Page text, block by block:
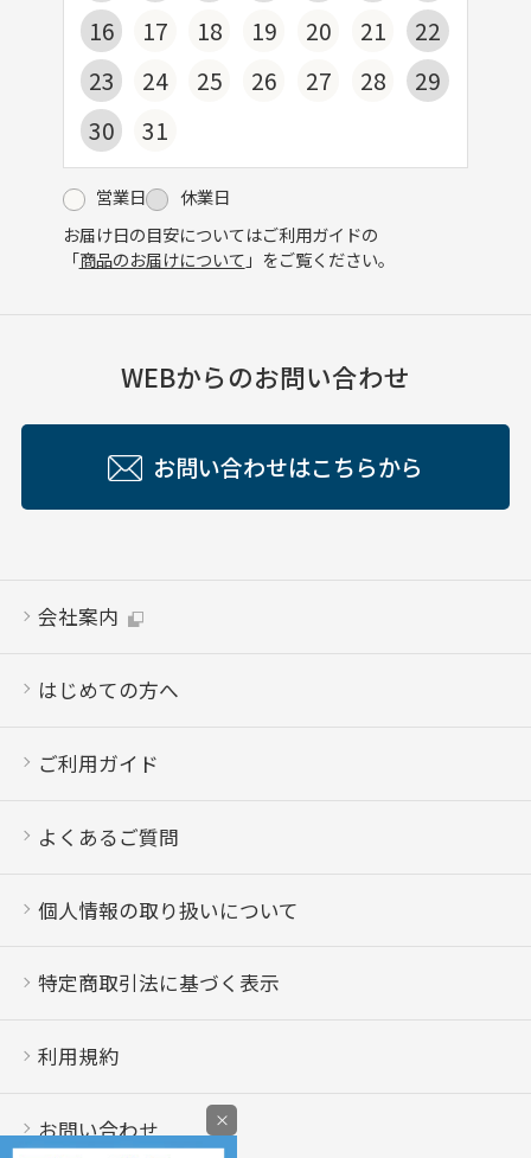
16
17 18 19 20 21
22
23
24 25 26 27 28
29
30
31
営業日
休業日
お届け日の目安についてはご利用ガイドの
「商品のお届けについて 」をご覧ください。
WEBからのお問い合わせ
お問い合わせはこちらから
会社案内
はじめての方へ
ご利用ガイド
よくあるご質問
個人情報の取り扱いについて
特定商取引法に基づく表示
利用規約
お問い合わせ ×